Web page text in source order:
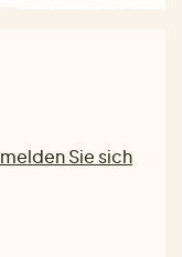
melden Sie sich